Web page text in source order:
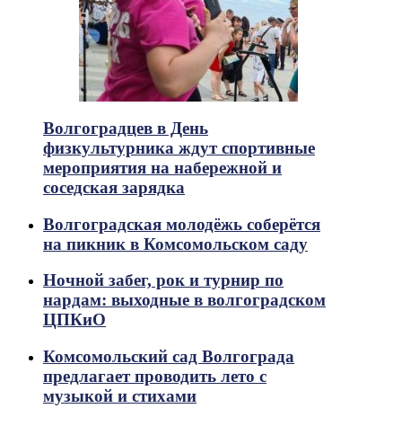
Волгоградцев в День
физкультурника ждут спортивные
мероприятия на набережной и
соседская зарядка
Волгоградская молодёжь соберётся
на пикник в Комсомольском саду
Ночной забег, рок и турнир по
нардам: выходные в волгоградском
ЦПКиО
Комсомольский сад Волгограда
предлагает проводить лето с
музыкой и стихами